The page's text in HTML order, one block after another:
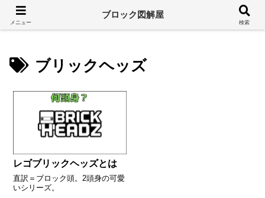
溢れるレゴ情報をシンプルに
ブリックヘッズ
レゴブリックヘッズとは
直訳＝ブロック頭。2頭身の可愛
いシリーズ。
メニュー
ブロック図解屋
検索